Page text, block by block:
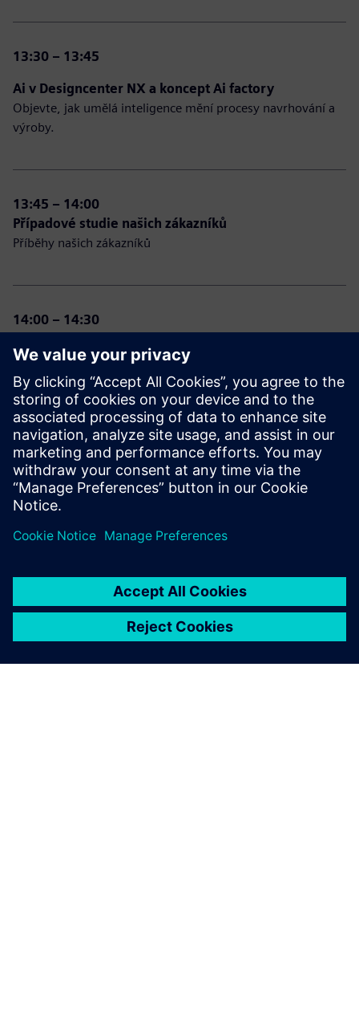
13:30 – 13:45
Ai v Designcenter NX a koncept Ai factory
Objevte, jak umělá inteligence mění procesy navrhování a
výroby.
13:45 – 14:00
Případové studie našich zákazníků
Příběhy našich zákazníků
14:00 – 14:30
Designcenter NX Manufacturing
škálovatelného řešení pro výrobu dílů.
14:30 – 14:45
Závěr a slosování cen